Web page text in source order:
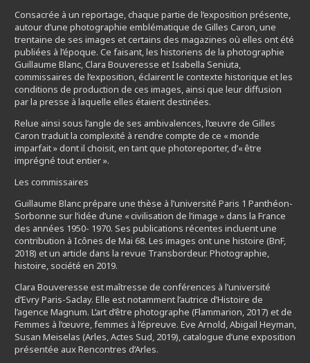
Consacrée à un reportage, chaque partie de l’exposition présente,
autour d’une photographie emblématique de Gilles Caron, une
trentaine de ses images et certains des magazines où elles ont été
publiées à l’époque. Ce faisant, les historiens de la photographie
Guillaume Blanc, Clara Bouveresse et Isabella Seniuta,
commissaires de l’exposition, éclairent le contexte historique et les
conditions de production de ces images, ainsi que leur diffusion
par la presse à laquelle elles étaient destinées.
Relue ainsi sous l’angle de ses ambivalences, l’œuvre de Gilles
Caron traduit la complexité à rendre compte de ce « monde
imparfait » dont il choisit, en tant que photoreporter, d’« être
imprégné tout entier ».
Les commissaires
Guillaume Blanc prépare une thèse à l’université Paris 1 Panthéon-
Sorbonne sur l’idée d’une « civilisation de l’image » dans la France
des années 1950- 1970. Ses publications récentes incluent une
contribution à Icônes de Mai 68. Les images ont une histoire (BnF,
2018) et un article dans la revue Transbordeur. Photographie,
histoire, société en 2019.
Clara Bouveresse est maîtresse de conférences à l’université
d’Evry Paris-Saclay. Elle est notamment l’autrice d’Histoire de
l’agence Magnum. L’art d’être photographe (Flammarion, 2017) et de
Femmes à l’œuvre, femmes à l’épreuve. Eve Arnold, Abigail Heyman,
Susan Meiselas (Arles, Actes Sud, 2019), catalogue d’une exposition
présentée aux Rencontres d’Arles.